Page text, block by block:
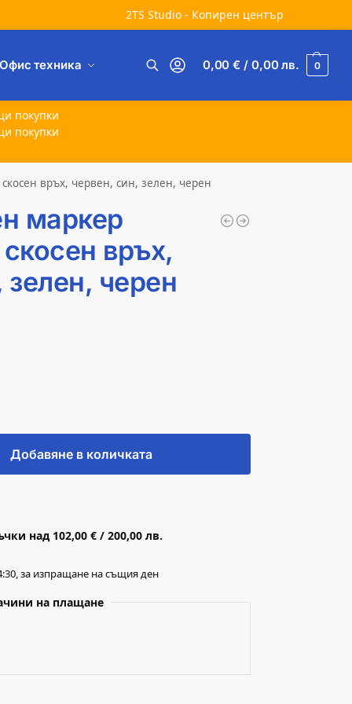
2TS Studio - Копирен център
Офис техника 0,00€ / 0,00лв. 0
покупки
покупки
връх, червен, син, зелен, черен
маркер
връх,
черен
Добавяне в количката
над 102,00 € / 200,00 лв.
за изпращане на същия ден
на плащане